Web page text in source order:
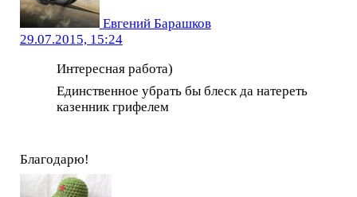
Евгений Барашков
29.07.2015, 15:24
Интересная работа)
Единственное убрать бы блеск да натереть
казенник грифелем
Благодарю!